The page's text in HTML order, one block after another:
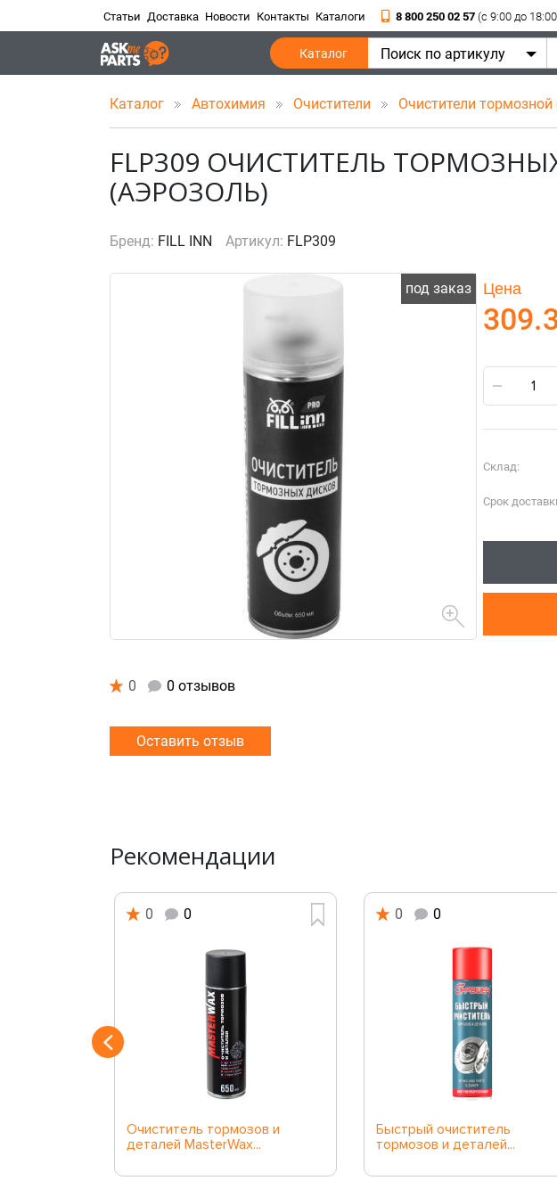
Статьи Доставка Новости Контакты Каталоги 8 800 250 02 57 (c 9:00 до
Каталог Поиск по артикулу
Каталог Автохимия Очистители Очистители
FLP309 ОЧИСТИТЕЛЬ
(АЭРОЗОЛЬ)
Бренд: FILL INN Артикул: FLP309
под заказ Цена
Склад:
Срок
0 0 отзывов
Оставить отзыв
Рекомендации
0 0
Очиститель тормозов и
деталей MasterWax...
0 0
Быстрый очиститель
тормозов и деталей...